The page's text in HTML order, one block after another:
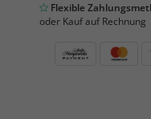
Flexible
oder Kauf auf Rechnung